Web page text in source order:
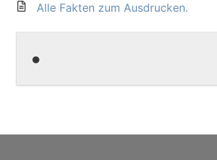
Alle Fakten zum Ausdrucken.
•